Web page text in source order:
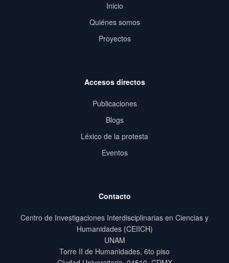
Inicio
Quiénes somos
Proyectos
Accesos directos
Publicaciones
Blogs
Léxico de la protesta
Eventos
Contacto
Centro de Investigaciones Interdisciplinarias en Ciencias y
Humanidades (CEIICH)
UNAM
Torre II de Humanidades, 6to piso